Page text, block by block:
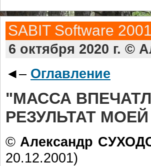
SABIT Software
6 октября 2020 г. ©
◄– Оглавление
"МАССА
РЕЗУЛЬТАТ
© Александр
20.12.2001)